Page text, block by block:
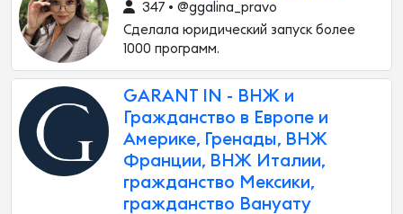
347 • @ggalina_pravo
Сделала юридический запуск более
1000 программ.
GARANT IN - ВНЖ и
Гражданство в Европе и
Америке, Гренады, ВНЖ
Франции, ВНЖ Италии,
гражданство Мексики,
гражданство Вануату